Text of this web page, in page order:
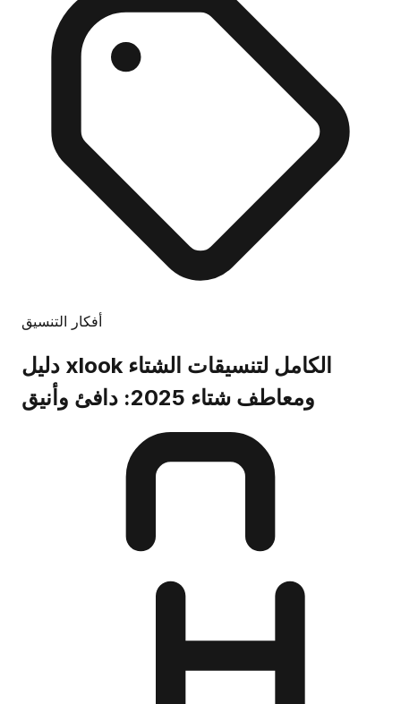
أفكار التنسيق
دليل xlook الكامل لتنسيقات الشتاء
ومعاطف شتاء 2025: دافئ وأنيق